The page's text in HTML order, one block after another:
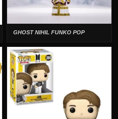
GHOST NIHIL FUNKO POP